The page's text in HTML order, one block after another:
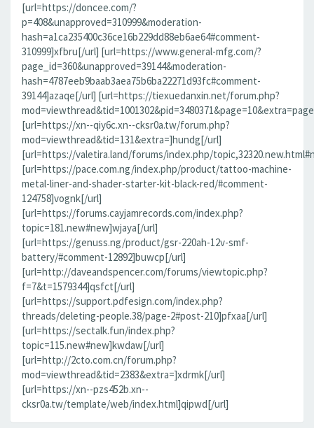
[url=https://doncee.com/?
p=408&unapproved=310999&moderation-
hash=a1ca235400c36ce16b229dd88eb6ae64#comment-
310999]xfbru[/url] [url=https://www.general-mfg.com/?
page_id=360&unapproved=39144&moderation-
hash=4787eeb9baab3aea75b6ba22271d93fc#comment-
39144]azaqe[/url] [url=https://tiexuedanxin.net/forum.php?
[url=https://xn--qiy6c.xn--cksr0a.tw/forum.php?
mod=viewthread&tid=131&extra=]hundg[/url]
[url=https://valetira.land/forums/index.php/
[url=https://pace.com.ng/index.php/product/tattoo-machine-
metal-liner-and-shader-starter-kit-black-red/#comment-
124758]vognk[/url]
[url=https://forums.cayjamrecords.com/index.php?
topic=181.new#new]wjaya[/url]
[url=https://genuss.ng/product/gsr-220ah-12v-smf-
battery/#comment-12892]buwcp[/url]
[url=http://daveandspencer.com/forums/viewtopic.php?
f=7&t=1579344]qsfct[/url]
[url=https://support.pdfesign.com/index.php?
threads/deleting-people.38/page-2#post-210]pfxaa[/url]
[url=https://sectalk.fun/index.php?
topic=115.new#new]kwdaw[/url]
[url=http://2cto.com.cn/forum.php?
mod=viewthread&tid=2383&extra=]xdrmk[/url]
[url=https://xn--pzs452b.xn--
cksr0a.tw/template/web/index.html]qipwd[/url]